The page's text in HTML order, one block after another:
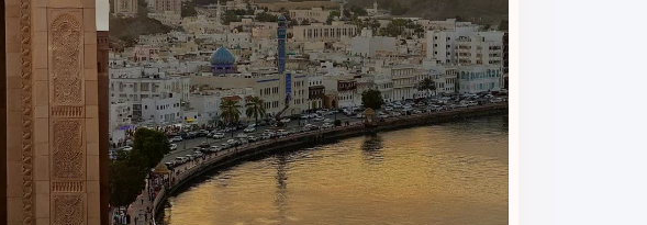
خدمات تجاری
برای مسافرانی که به‌دلایل کاری به مسقط سفر می‌کنند،سالن جلسات و اتاق
وای‌فای در تمام بخش‌های هتل از جمله لابی، اتاق‌ها و فضاهای عمومی در
خدمات رفاهی مکمل
• پارکینگ اختصاصی رایگان برای مهمانان